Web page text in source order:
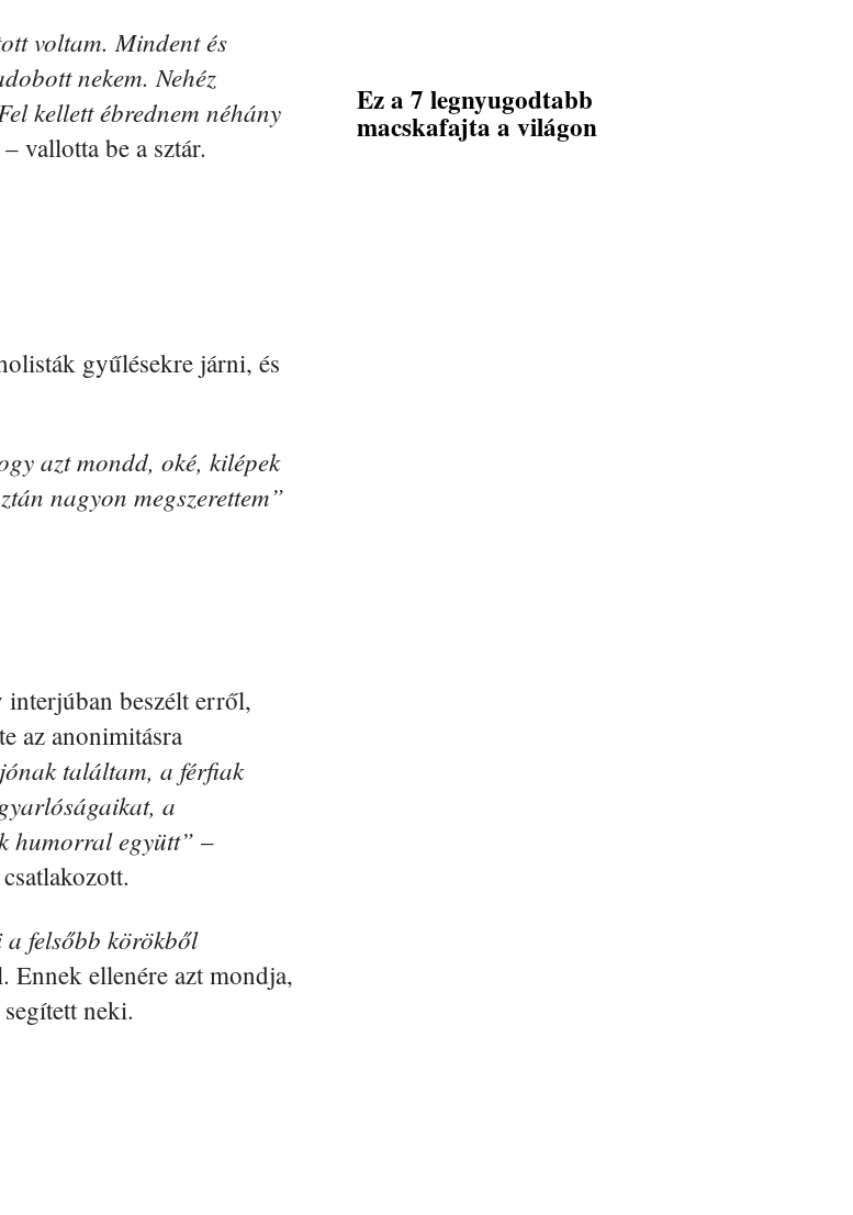
voltam. Mindent és
nekem. Nehéz
kellett ébrednem néhány
– vallotta be a sztár.
gyűlésekre járni, és
azt mondd, oké, kilépek
nagyon megszerettem”
beszélt erről,
az anonimitásra
találtam, a férfiak
a
humorral együtt” –
a felsőbb körökből
Ennek ellenére azt mondja,
neki.
Ez a 7 legnyugodtabb
macskafajta a világon